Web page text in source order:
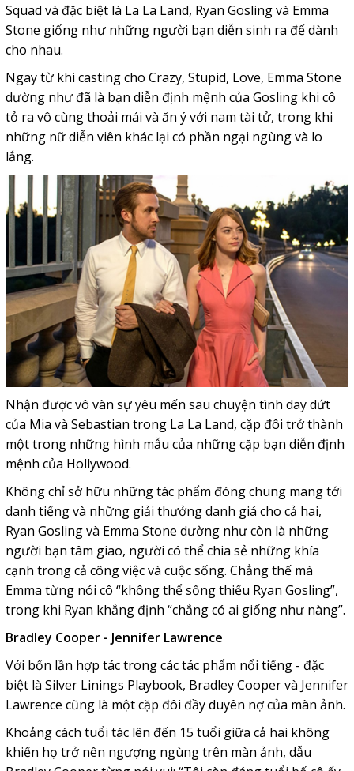
Squad và đặc biệt là La La Land, Ryan Gosling và Emma
Stone giống như những người bạn diễn sinh ra để dành
cho nhau.
Ngay từ khi casting cho Crazy, Stupid, Love, Emma Stone
dường như đã là bạn diễn định mệnh của Gosling khi cô
tỏ ra vô cùng thoải mái và ăn ý với nam tài tử, trong khi
những nữ diễn viên khác lại có phần ngại ngùng và lo
lắng.
Nhận được vô vàn sự yêu mến sau chuyện tình day dứt
của Mia và Sebastian trong La La Land, cặp đôi trở thành
một trong những hình mẫu của những cặp bạn diễn định
mệnh của Hollywood.
Không chỉ sở hữu những tác phẩm đóng chung mang tới
danh tiếng và những giải thưởng danh giá cho cả hai,
Ryan Gosling và Emma Stone dường như còn là những
người bạn tâm giao, người có thể chia sẻ những khía
cạnh trong cả công việc và cuộc sống. Chẳng thế mà
Emma từng nói cô “không thể sống thiếu Ryan Gosling”,
trong khi Ryan khẳng định “chẳng có ai giống như nàng”.
Bradley Cooper - Jennifer Lawrence
Với bốn lần hợp tác trong các tác phẩm nổi tiếng - đặc
biệt là Silver Linings Playbook, Bradley Cooper và Jennifer
Lawrence cũng là một cặp đôi đầy duyên nợ của màn ảnh.
Khoảng cách tuổi tác lên đến 15 tuổi giữa cả hai không
khiến họ trở nên ngượng ngùng trên màn ảnh, dẫu